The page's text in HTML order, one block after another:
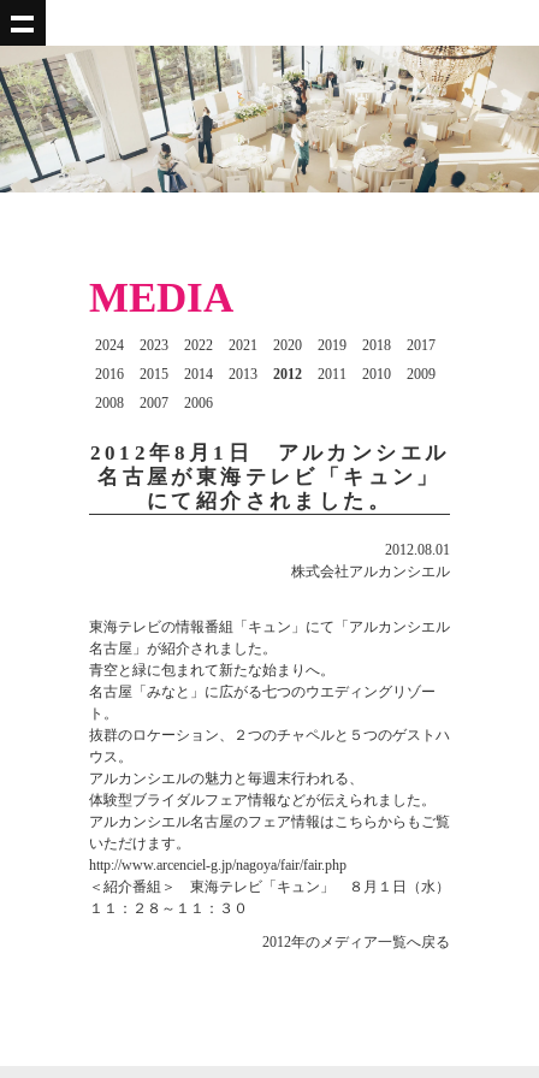
MEDIA
2024 2023 2022 2021 2020 2019 2018
2017
2016
2015 2014 2013 2012 2011 2010
2009
2008
2007 2006
2012年8月1日 アルカンシエル
名古屋が東海テレビ「キュン」
にて紹介されました。
2012.08.01
株式会社アルカンシエル
東海テレビの情報番組「キュン」にて「アルカンシエル
名古屋」が紹介されました。
青空と緑に包まれて新たな始まりへ。
名古屋「みなと」に広がる七つのウエディングリゾー
ト。
抜群のロケーション、２つのチャペルと５つのゲストハ
ウス。
アルカンシエルの魅力と毎週末行われる、
体験型ブライダルフェア情報などが伝えられました。
アルカンシエル名古屋のフェア情報はこちらからもご覧
いただけます。
http://www.arcenciel-g.jp/nagoya/fair/fair.php
＜紹介番組＞ 東海テレビ「キュン」 ８月１日（水）
１１：２８～１１：３０
2012年のメディア一覧へ戻る